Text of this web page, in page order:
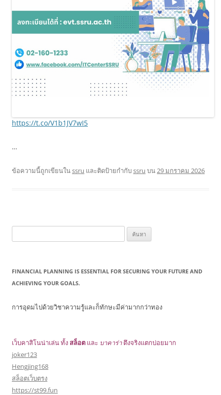
https://t.co/V1b1JV7wI5
…
ข้อความนี้ถูกเขียนในssru และติดป้ายกำกับssru บน29 มกราคม 2026
สำหรับ:
FINANCIAL PLANNING IS ESSENTIAL FOR SECURING YOUR FUTURE AND
ACHIEVING YOUR GOALS.
การอุดมไปด้วยวิชาความรู้และก็ทักษะมีค่ามากกว่าทอง
เว็บคาสิโนน่าเล่น ทั้งสล็อต และ บาคาร่าตึงจริงแตกบ่อยมาก
joker123
Hengjing168
สล็อตเว็บตรง
https://st99.fun